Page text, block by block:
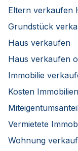
Eltern verkaufen
Grundstück
Haus verkaufen
Haus verkaufen
Immobilie
Kosten
Vermietete
Wohnung